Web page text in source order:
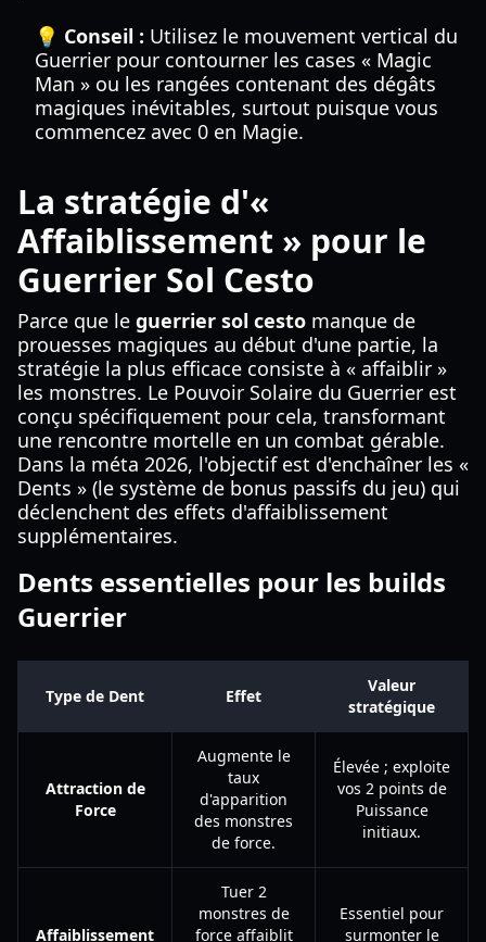
💡 Conseil : Utilisez le mouvement vertical du
Guerrier pour contourner les cases « Magic
Man » ou les rangées contenant des dégâts
magiques inévitables, surtout puisque vous
commencez avec 0 en Magie.
La stratégie d'«
Affaiblissement » pour le
Guerrier Sol Cesto
Parce que le guerrier sol cesto manque de
prouesses magiques au début d'une partie, la
stratégie la plus efficace consiste à « affaiblir »
les monstres. Le Pouvoir Solaire du Guerrier est
conçu spécifiquement pour cela, transformant
une rencontre mortelle en un combat gérable.
Dans la méta 2026, l'objectif est d'enchaîner les «
Dents » (le système de bonus passifs du jeu) qui
déclenchent des effets d'affaiblissement
supplémentaires.
Dents essentielles pour les builds
Guerrier
Type de Dent Effet
Valeur
stratégique
Attraction de
Force
Augmente le
taux
d'apparition
des monstres
de force.
Élevée ; exploite
vos 2 points de
Puissance
initiaux.
Affaiblissement
Tuer 2
monstres de
force affaiblit
Essentiel pour
surmonter le